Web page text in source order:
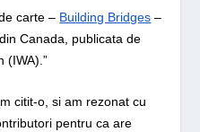
carte – Building Bridges –
Canada, publicata de
(IWA).”
citit-o, si am rezonat cu
pentru ca are